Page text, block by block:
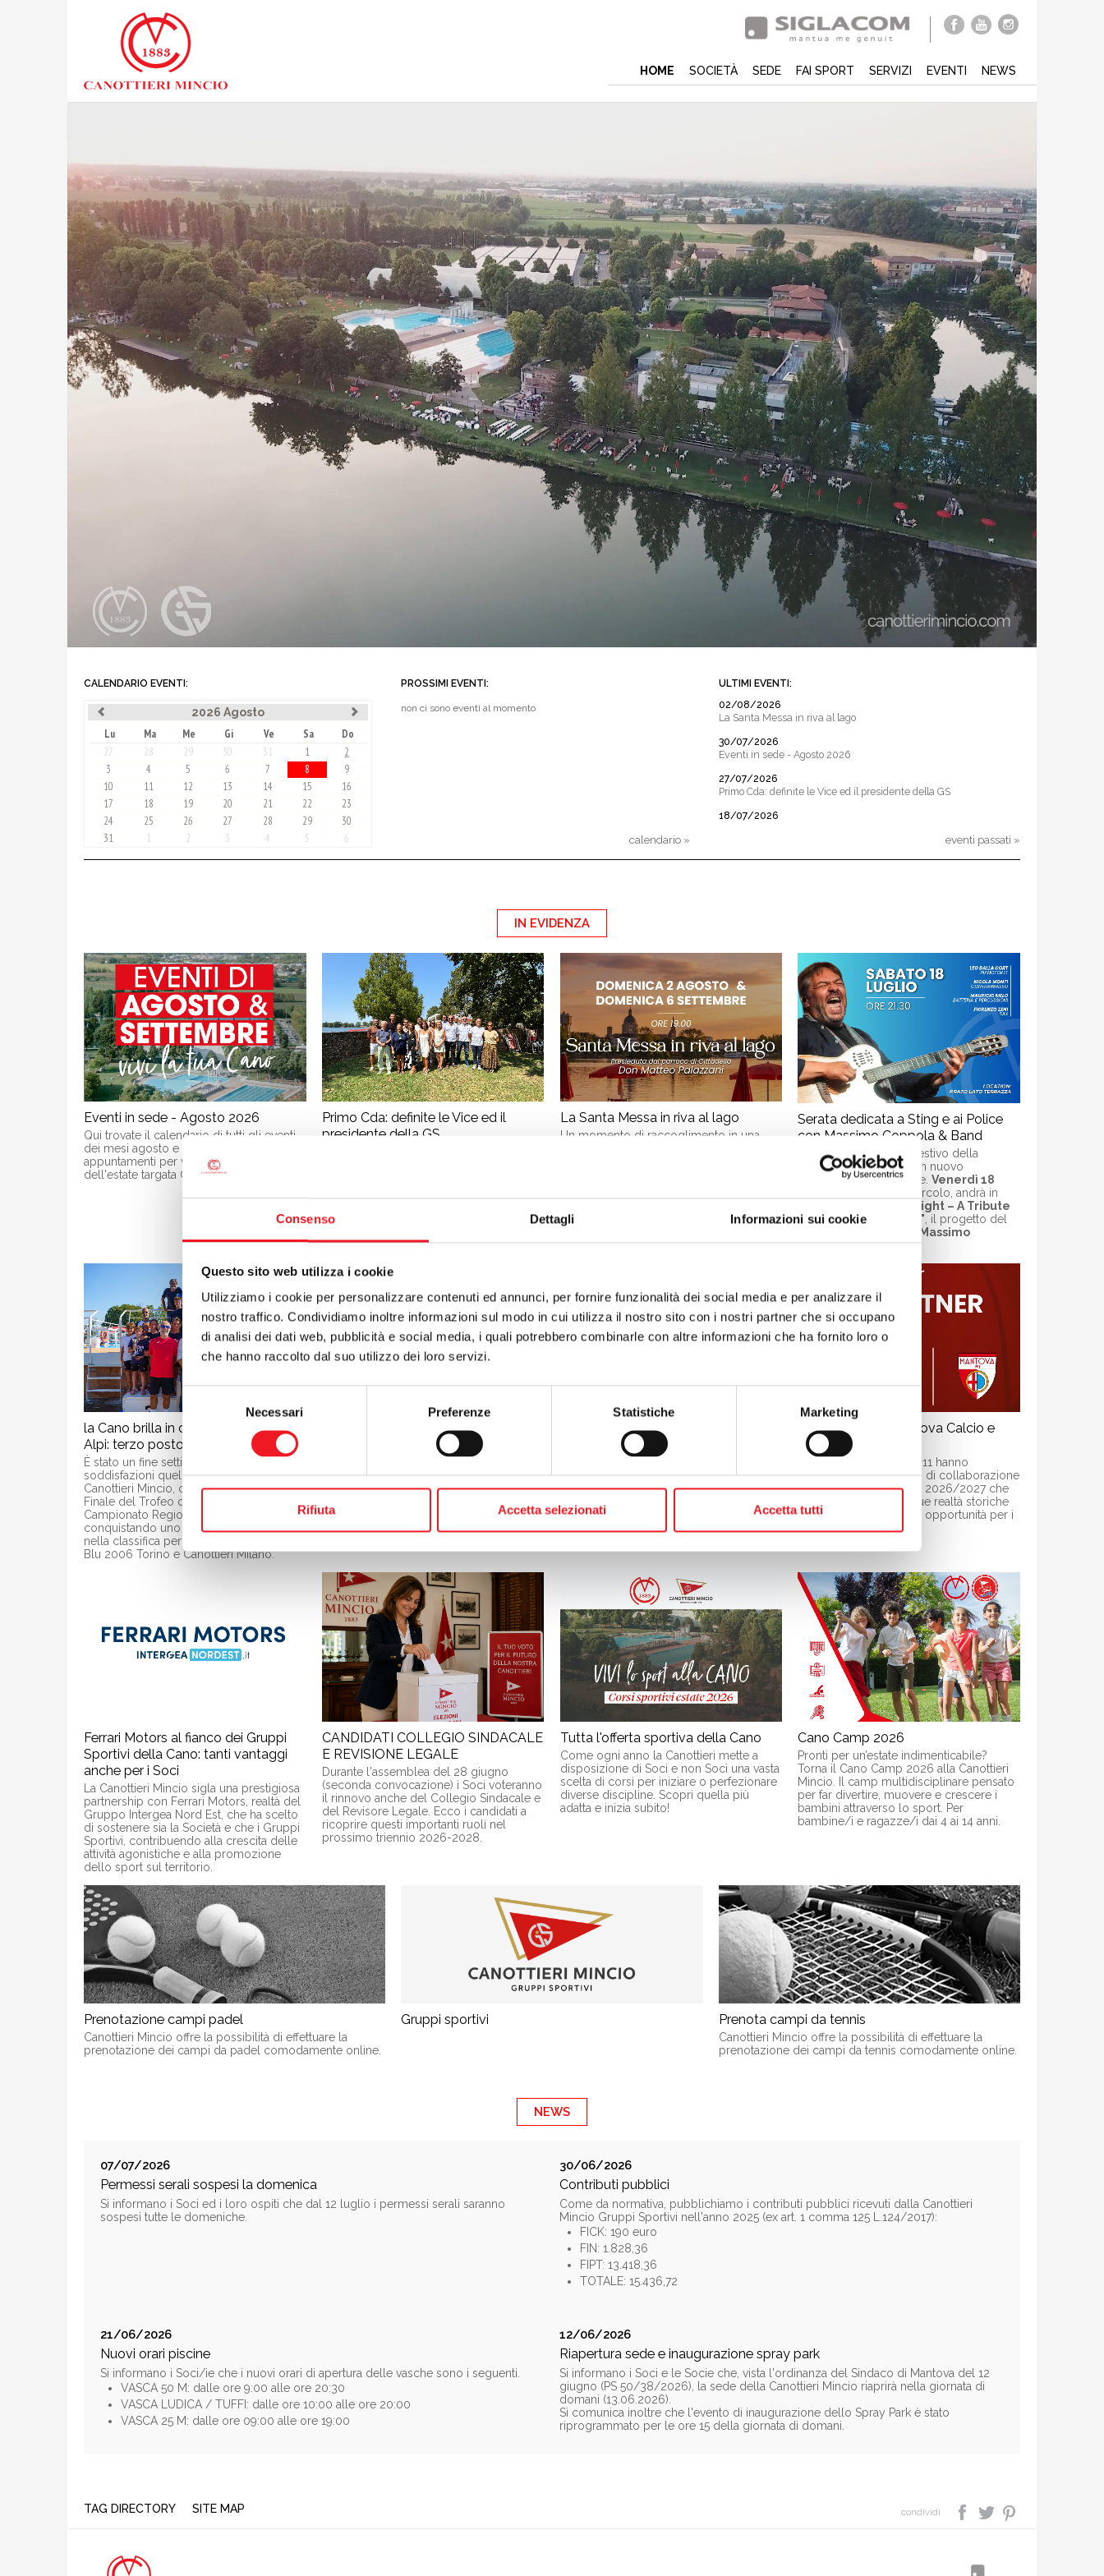
Consenso Dettagli Informazioni sui cookie
Questo sito web utilizza i cookie
Utilizziamo i cookie per personalizzare contenuti ed annunci, per fornire funzionalità dei social media e per analizzare il
nostro traffico. Condividiamo inoltre informazioni sul modo in cui utilizza il nostro sito con i nostri partner che si occupano
di analisi dei dati web, pubblicità e social media, i quali potrebbero combinarle con altre informazioni che ha fornito loro o
che hanno raccolto dal suo utilizzo dei loro servizi.
del
consenso
Necessari Preferenze Statistiche Marketing
Rifiuta Accetta selezionati Accetta tutti
HOME SOCIETÀ SEDE FAI SPORT SERVIZI EVENTI NEWS
CALENDARIO EVENTI:
2026 Agosto
Lu Ma Me Gi Ve Sa
Do
27
28 29 30 31 1
2
3
4 5 6 7 8
9
10
11 12 13 14 15
16
17
18 19 20 21 22
23
24
25 26 27 28 29
30
31
1 2 3 4 5 6
PROSSIMI EVENTI:
non ci sono eventi al momento
calendario »
ULTIMI EVENTI:
02/08/2026
La Santa Messa in riva al lago
30/07/2026
Eventi in sede - Agosto 2026
27/07/2026
Primo Cda: definite le Vice ed il presidente della GS
18/07/2026
05/07/2026
eventi passati »
IN EVIDENZA
Eventi in sede - Agosto 2026
Qui trovate il calendario di tutti gli eventi
dei mesi agosto e settembre. Oltre 22
appuntamenti per vivere il cuore
dell'estate targata Canottieri Mincio.
Primo Cda: definite le Vice ed il
presidente della GS
ad Anna Maria Bosio e Federica
Sportivi nominato Alberto Borsatti.
La Santa Messa in riva al lago
Un momento di raccoglimento in una
Serata dedicata a Sting e ai Police
con Massimo Coppola & Band
Prosegue il cartellone estivo della
Canottieri Mincio con un nuovo
appuntamento musicale.Venerdì 18
, sul palco del Circolo, andrà in
"Bring on the Night – A Tribute
to Sting & The Police" , il progetto del
Massimo
Coppola.
la Cano brilla in casa al Trofeo delle
Alpi: terzo posto tra le società
È stato un fine settimana ricco di
soddisfazioni quello vissuto dalla
Canottieri Mincio, che ha ospitato la
Finale del Trofeo delle Alpi e il
Campionato Regionale di tuffi,
conquistando uno splendido terzo posto
nella classifica per società, alle spalle di
Blu 2006 Torino e Canottieri Milano.
Grazie per la fiducia. Ora costruiamo
insieme il futuro della Cano
per ringraziare della fiducia. Allegate
anche le slide presentate in Assemblea
il futuro.
Assemblea, la cano sceglie la
confermato la fiducia al presidente
uscente Raffaele Zancuoghi e alla lista
prossimo triennio.
Partnership tra Mantova Calcio e
Cano
La Cano e il Mantova 1911 hanno
sottoscritto un accordo di collaborazione
per la stagione sportiva 2026/2027 che
rafforza il legame tra due realtà storiche
della città e apre nuove opportunità per i
Soci Cano.
Ferrari Motors al fianco dei Gruppi
Sportivi della Cano: tanti vantaggi
anche per i Soci
La Canottieri Mincio sigla una prestigiosa
partnership con Ferrari Motors, realtà del
Gruppo Intergea Nord Est, che ha scelto
di sostenere sia la Società e che i Gruppi
Sportivi, contribuendo alla crescita delle
attività agonistiche e alla promozione
dello sport sul territorio.
CANDIDATI COLLEGIO SINDACALE
E REVISIONE LEGALE
Durante l'assemblea del 28 giugno
(seconda convocazione) i Soci voteranno
il rinnovo anche del Collegio Sindacale e
del Revisore Legale. Ecco i candidati a
ricoprire questi importanti ruoli nel
prossimo triennio 2026-2028.
Tutta l'offerta sportiva della Cano
Come ogni anno la Canottieri mette a
disposizione di Soci e non Soci una vasta
scelta di corsi per iniziare o perfezionare
diverse discipline. Scopri quella più
adatta e inizia subito!
Cano Camp 2026
Pronti per un’estate indimenticabile?
Torna il Cano Camp 2026 alla Canottieri
Mincio. Il camp multidisciplinare pensato
per far divertire, muovere e crescere i
bambini attraverso lo sport. Per
bambine/i e ragazze/i dai 4 ai 14 anni.
Prenotazione campi padel
Canottieri Mincio offre la possibilità di effettuare la
prenotazione dei campi da padel comodamente online.
Gruppi sportivi Prenota campi da tennis
Canottieri Mincio offre la possibilità di effettuare la
prenotazione dei campi da tennis comodamente online.
NEWS
07/07/2026
Permessi serali sospesi la domenica
Si informano i Soci ed i loro ospiti che dal 12 luglio i permessi serali saranno
sospesi tutte le domeniche.
30/06/2026
Contributi pubblici
Come da normativa, pubblichiamo i contributi pubblici ricevuti dalla Canottieri
Mincio Gruppi Sportivi nell'anno 2025 (ex art. 1 comma 125 L.124/2017):
FICK: 190 euro
FIN: 1.828,36
FIPT: 13.418,36
TOTALE: 15.436,72
21/06/2026
Nuovi orari piscine
Si informano i Soci/ie che i nuovi orari di apertura delle vasche sono i seguenti.
VASCA 50 M: dalle ore 9:00 alle ore 20:30
VASCA LUDICA / TUFFI: dalle ore 10:00 alle ore 20:00
VASCA 25 M: dalle ore 09:00 alle ore 19:00
12/06/2026
Riapertura sede e inaugurazione spray park
Si informano i Soci e le Socie che, vista l'ordinanza del Sindaco di Mantova del 12
giugno (PS 50/38/2026), la sede della Canottieri Mincio riaprirà nella giornata di
domani (13.06.2026).
Si comunica inoltre che l'evento di inaugurazione dello Spray Park è stato
riprogrammato per le ore 15 della giornata di domani.
condividi
TAG DIRECTORY SITE MAP